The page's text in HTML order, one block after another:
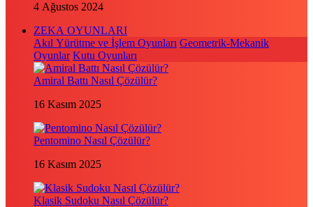
4 Ağustos 2024
ZEKA OYUNLARI
Akıl Yürütme ve İşlem Oyunları Geometrik-Mekanik
Oyunlar Kutu Oyunları
Amiral Battı Nasıl Çözülür?
16 Kasım 2025
Pentomino Nasıl Çözülür?
16 Kasım 2025
Klasik Sudoku Nasıl Çözülür?